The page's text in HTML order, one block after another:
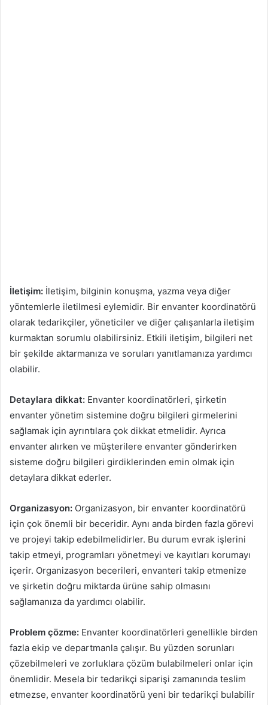
İletişim: İletişim, bilginin konuşma, yazma veya diğer
yöntemlerle iletilmesi eylemidir. Bir envanter koordinatörü
olarak tedarikçiler, yöneticiler ve diğer çalışanlarla iletişim
kurmaktan sorumlu olabilirsiniz. Etkili iletişim, bilgileri net
bir şekilde aktarmanıza ve soruları yanıtlamanıza yardımcı
olabilir.
Detaylara dikkat: Envanter koordinatörleri, şirketin
envanter yönetim sistemine doğru bilgileri girmelerini
sağlamak için ayrıntılara çok dikkat etmelidir. Ayrıca
envanter alırken ve müşterilere envanter gönderirken
sisteme doğru bilgileri girdiklerinden emin olmak için
detaylara dikkat ederler.
Organizasyon: Organizasyon, bir envanter koordinatörü
için çok önemli bir beceridir. Aynı anda birden fazla görevi
ve projeyi takip edebilmelidirler. Bu durum evrak işlerini
takip etmeyi, programları yönetmeyi ve kayıtları korumayı
içerir. Organizasyon becerileri, envanteri takip etmenize
ve şirketin doğru miktarda ürüne sahip olmasını
sağlamanıza da yardımcı olabilir.
Problem çözme: Envanter koordinatörleri genellikle birden
fazla ekip ve departmanla çalışır. Bu yüzden sorunları
çözebilmeleri ve zorluklara çözüm bulabilmeleri onlar için
önemlidir. Mesela bir tedarikçi siparişi zamanında teslim
etmezse, envanter koordinatörü yeni bir tedarikçi bulabilir